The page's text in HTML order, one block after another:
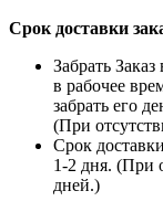
Срок доставки
Забрать
в рабочее
забрать его
(При
Срок
1-2 дня. (При
дней.)